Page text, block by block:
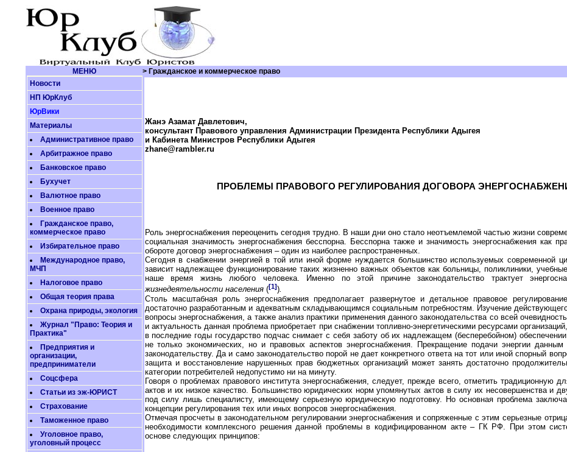
МЕНЮ
> Гражданское и коммерческое право
Новости
НП ЮрКлуб
ЮрВики
Материалы
Административное право
Арбитражное право
Банковское право
Бухучет
Валютное право
Военное право
Гражданское право,
коммерческое право
Избирательное право
Международное право,
МЧП
Налоговое право
Общая теория права
Охрана природы, экология
Журнал "Право: Теория и
Практика"
Предприятия и
организации,
предприниматели
Соцсфера
Статьи из эж-ЮРИСТ
Страхование
Таможенное право
Уголовное право,
уголовный процесс
Жанэ Азамат Давлетович,
консультант Правового управления Администрации Президента Республики Адыгея
и Кабинета Министров Республики Адыгея
zhane@rambler.ru
ПРОБЛЕМЫ ПРАВОВОГО РЕГУЛИРОВАНИЯ ДОГОВОРА
Роль энергоснабжения переоценить сегодня трудно. В наши дни оно стало неотъемлемой частью жизни
социальная значимость энергоснабжения бесспорна. Бесспорна также и значимость энергоснабжения как
обороте договор энергоснабжения – один из наиболее распространенных.
Сегодня в снабжении энергией в той или иной форме нуждается большинство используемых современной
зависит надлежащее функционирование таких жизненно важных объектов как больницы, поликлиники,
наше время жизнь любого человека. Именно по этой причине законодательство трактует
жизнедеятельности населения ([1]).
Столь масштабная роль энергоснабжения предполагает развернутое и детальное правовое
достаточно разработанным и адекватным складывающимся социальным потребностям. Изучение
вопросы энергоснабжения, а также анализ практики применения данного законодательства со всей
и актуальность данная проблема приобретает при снабжении топливно-энергетическими ресурсами
в последние годы государство подчас снимает с себя заботу об их надлежащем (бесперебойном)
не только экономических, но и правовых аспектов энергоснабжения. Прекращение подачи энергии
законодательству. Да и само законодательство порой не дает конкретного ответа на тот или иной спорный
защита и восстановление нарушенных прав бюджетных организаций может занять достаточно
категории потребителей недопустимо ни на минуту.
Говоря о проблемах правового института энергоснабжения, следует, прежде всего, отметить традиционную
актов и их низкое качество. Большинство юридических норм упомянутых актов в силу их несовершенства и
под силу лишь специалисту, имеющему серьезную юридическую подготовку. Но основная проблема
концепции регулирования тех или иных вопросов энергоснабжения.
Отмечая просчеты в законодательном регулировании энергоснабжения и сопряженные с этим серьезные
необходимости комплексного решения данной проблемы в кодифицированном акте – ГК РФ. При этом
основе следующих принципов: